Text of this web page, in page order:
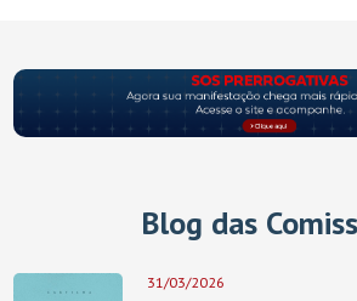
Blog das
31/03/2026